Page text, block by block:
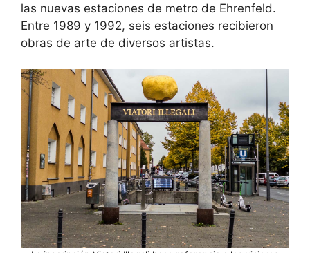
las nuevas estaciones de metro de Ehrenfeld.
Entre 1989 y 1992, seis estaciones recibieron
obras de arte de diversos artistas.